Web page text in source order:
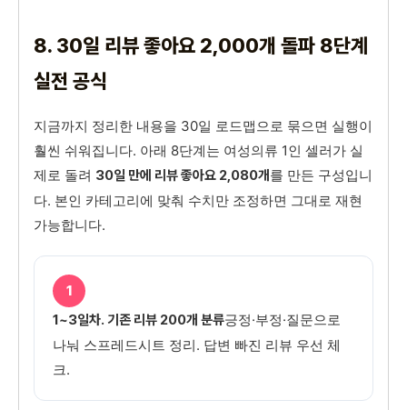
8. 30일 리뷰 좋아요 2,000개 돌파 8단계
실전 공식
지금까지 정리한 내용을 30일 로드맵으로 묶으면 실행이
훨씬 쉬워집니다. 아래 8단계는 여성의류 1인 셀러가 실
제로 돌려 30일 만에 리뷰 좋아요 2,080개 를 만든 구성입니
다. 본인 카테고리에 맞춰 수치만 조정하면 그대로 재현
가능합니다.
1
1~3일차. 기존 리뷰 200개 분류긍정·부정·질문으로
나눠 스프레드시트 정리. 답변 빠진 리뷰 우선 체
크.